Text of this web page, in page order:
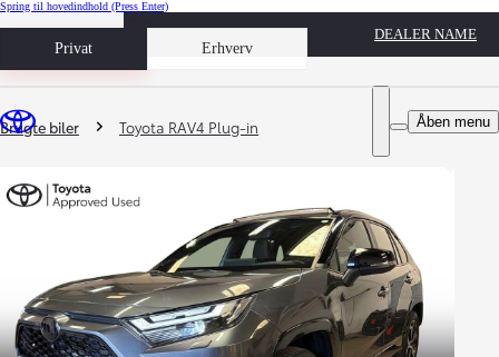
Spring til hovedindhold (Press Enter)
Privat Erhverv
Book prøvetur
DEALER NAME
Åben menu
Du er her
Brugte biler Toyota RAV4 Plug-in